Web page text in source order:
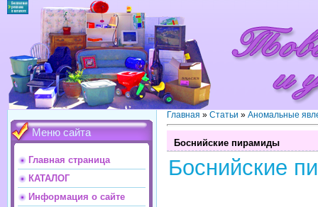
Меню сайта
Главная страница
КАТАЛОГ
Информация о сайте
Главная » Статьи » Аномальные
Боснийские пирамиды
Боснийские